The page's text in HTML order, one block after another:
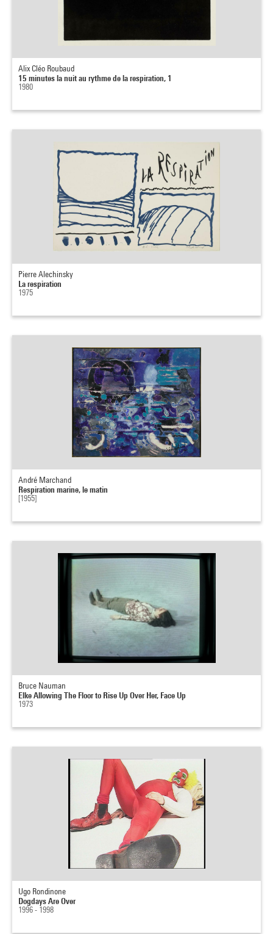
Alix Cléo Roubaud
15 minutes la nuit au rythme de la respiration, 1
1980
Pierre Alechinsky
La respiration
1975
André Marchand
Respiration marine, le matin
[1955]
Bruce Nauman
Elke Allowing The Floor to Rise Up Over Her, Face Up
1973
Ugo Rondinone
Dogdays Are Over
1996 - 1998